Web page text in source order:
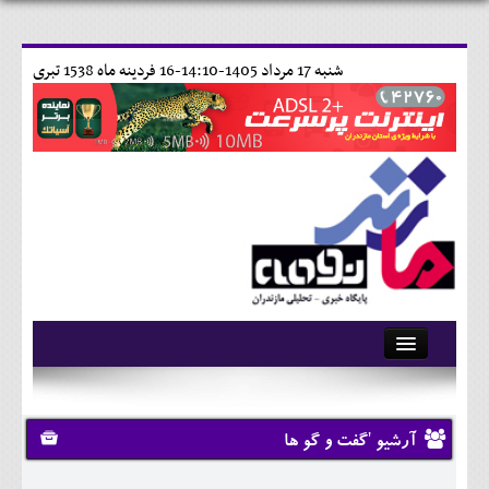
16 فردينه ماه 1538 تبری شنبه 17 مرداد 1405-14:10-
آرشیو
تماس با ما
وبلاگ
آرشیو 'گفت و گو ها